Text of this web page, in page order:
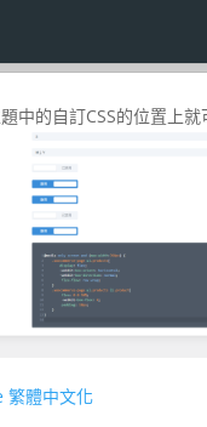
中的自訂CSS的位置上就
繁體中文化